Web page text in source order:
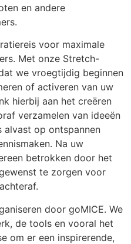
en andere
voor maximale
Met onze Stretch-
we vroegtijdig beginnen
of activeren van uw
hierbij aan het creëren
verzamelen van ideeën
alvast op ontspannen
Na uw
betrokken door het
te zorgen voor
door goMICE. We
de tools en vooral het
om er een inspirerende,